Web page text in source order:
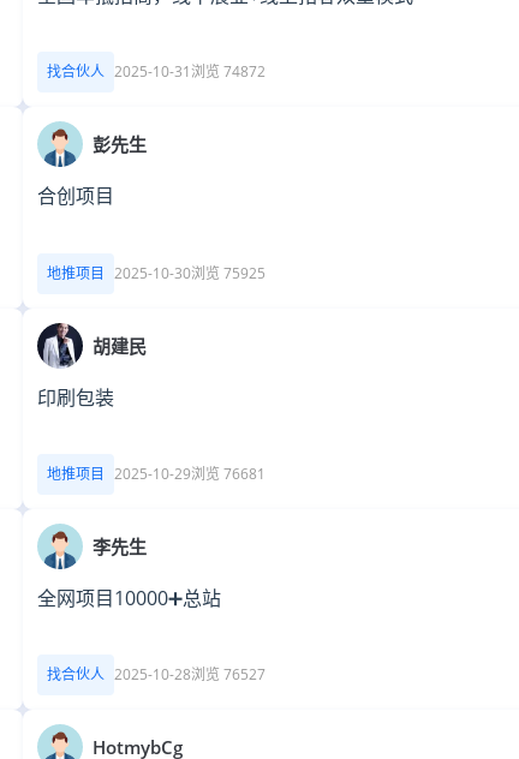
找合伙人 2025-10-31 浏览 74872
彭先生
合创项目
地推项目 2025-10-30浏览 75925
胡建民
印刷包装
地推项目 2025-10-29浏览 76681
李先生
全网项目10000➕总站
找合伙人 2025-10-28浏览 76527
HotmybCg